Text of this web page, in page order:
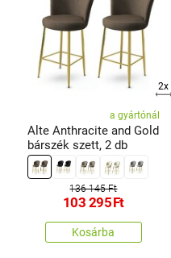
2x
a gyártónál
Alte Anthracite and Gold
bárszék szett, 2 db
136 145 Ft
103 295Ft
Kosárba